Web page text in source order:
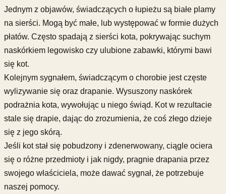
Jednym z objawów, świadczących o łupieżu są białe plamy
na sierści. Mogą być małe, lub występować w formie dużych
płatów. Często spadają z sierści kota, pokrywając suchym
naskórkiem legowisko czy ulubione zabawki, którymi bawi
się kot.
Kolejnym sygnałem, świadczącym o chorobie jest częste
wylizywanie się oraz drapanie. Wysuszony naskórek
podrażnia kota, wywołując u niego świąd. Kot w rezultacie
stale się drapie, dając do zrozumienia, że coś złego dzieje
się z jego skórą.
Jeśli kot stał się pobudzony i zdenerwowany, ciągle ociera
się o różne przedmioty i jak nigdy, pragnie drapania przez
swojego właściciela, może dawać sygnał, że potrzebuje
naszej pomocy.